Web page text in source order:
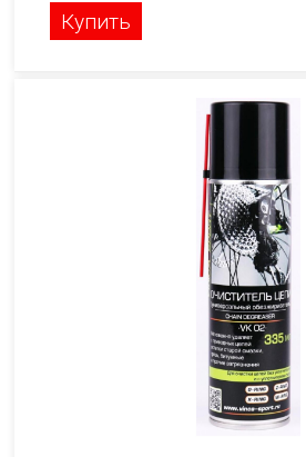
Купить